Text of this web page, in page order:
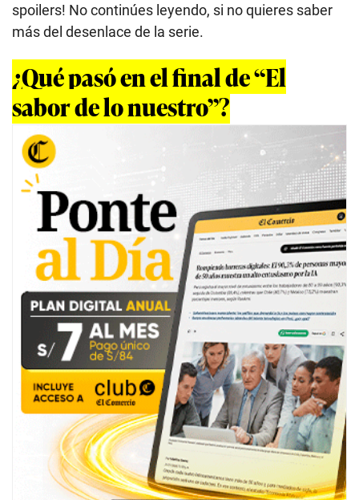
spoilers! No continúes leyendo, si no quieres saber
más del desenlace de la serie.
¿Qué pasó en el final de “El
sabor de lo nuestro”?